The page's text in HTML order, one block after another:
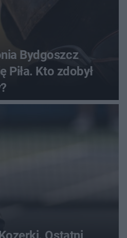
Bydgoszcz
Piła. Kto zdobył